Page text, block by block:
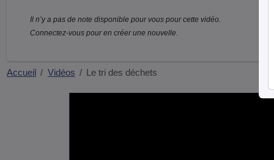
Il n’y a pas de note disponible pour vous pour cette vidéo.
Connectez-vous pour en créer une nouvelle.
Accueil Vidéos Le tri des déchets